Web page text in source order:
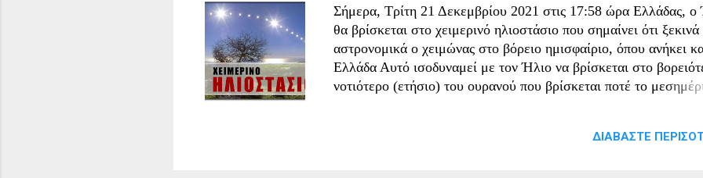
Σήμερα, Τρίτη 21 Δεκεμβρίου 2021 στις 17:58 ώρα Ελλάδας, ο
θα βρίσκεται στο χειμερινό ηλιοστάσιο που σημαίνει ότι ξεκινά
αστρονομικά ο χειμώνας στο βόρειο ημισφαίριο, όπου ανήκει
Ελλάδα Αυτό ισοδυναμεί με τον Ήλιο να βρίσκεται στο
νοτιότερο (ετήσιο) του ουρανού που βρίσκεται ποτέ το
μεγαλύτερο από 23.5 μοίρες ή μικρότερο από -23.5 μοίρες), τα
ΔΙΑΒΆΣΤΕ